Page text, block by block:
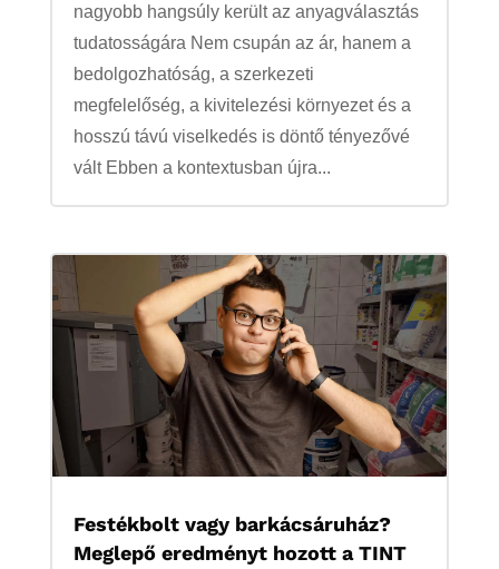
nagyobb hangsúly került az anyagválasztás
tudatosságára Nem csupán az ár, hanem a
bedolgozhatóság, a szerkezeti
megfelelőség, a kivitelezési környezet és a
hosszú távú viselkedés is döntő tényezővé
vált Ebben a kontextusban újra...
Festékbolt vagy barkácsáruház?
Meglepő eredményt hozott a TINT